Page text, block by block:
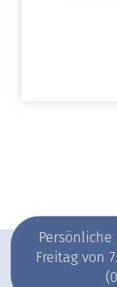
Freitag von